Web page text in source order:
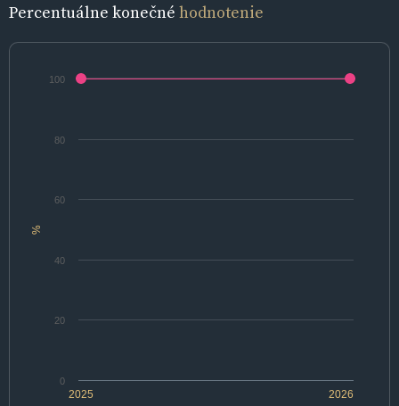
Percentuálne konečné hodnotenie
%
2025 2026
0
20
40
60
80
100